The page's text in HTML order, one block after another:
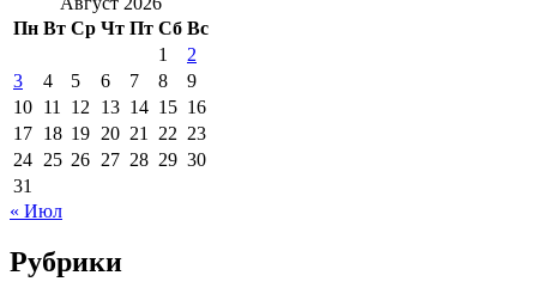
Пн Вт Ср Чт Пт Сб Вс
1
2
3
4 5 6 7 8
9
10 11 12 13 14 15 16
17 18 19 20 21 22 23
24 25 26 27 28 29 30
31
« Июл
Рубрики